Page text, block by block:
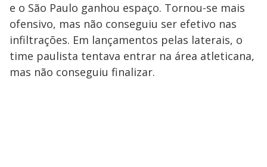
e o São Paulo ganhou espaço. Tornou-se mais
ofensivo, mas não conseguiu ser efetivo nas
infiltrações. Em lançamentos pelas laterais, o
time paulista tentava entrar na área atleticana,
mas não conseguiu finalizar.